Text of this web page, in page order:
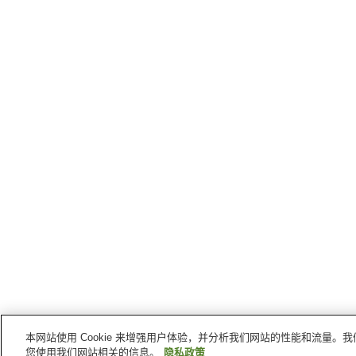
本网站使用 Cookie 来增强用户体验，并分析我们网站的性能和流量。
您使用我们网站相关的信息。
隐私政策